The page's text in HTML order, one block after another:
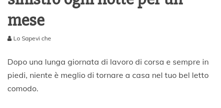
mese
6
i
u
Lo Sapevi che
Dopo una lunga giornata di lavoro di corsa e sempre in
piedi, niente è meglio di tornare a casa nel tuo bel letto
comodo.